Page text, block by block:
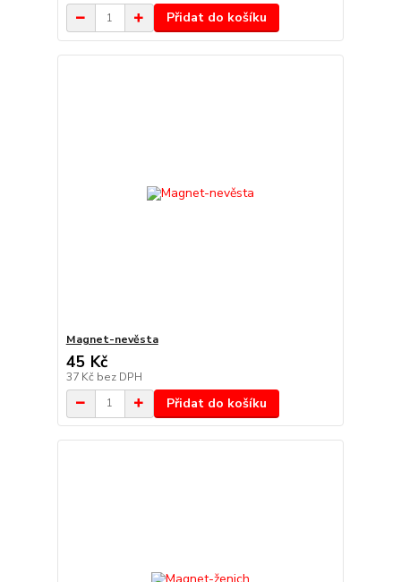
Přidat do košíku
Magnet-nevěsta
45 Kč
37 Kč bez DPH
Přidat do košíku